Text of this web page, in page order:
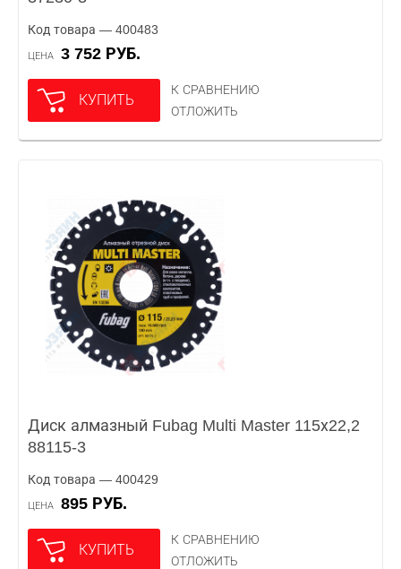
Код товара — 400483
ЦЕНА 3 752 РУБ.
КУПИТЬ
К СРАВНЕНИЮ
ОТЛОЖИТЬ
Диск алмазный Fubag Multi Master 115х22,2
88115-3
Код товара — 400429
ЦЕНА 895 РУБ.
КУПИТЬ
К СРАВНЕНИЮ
ОТЛОЖИТЬ